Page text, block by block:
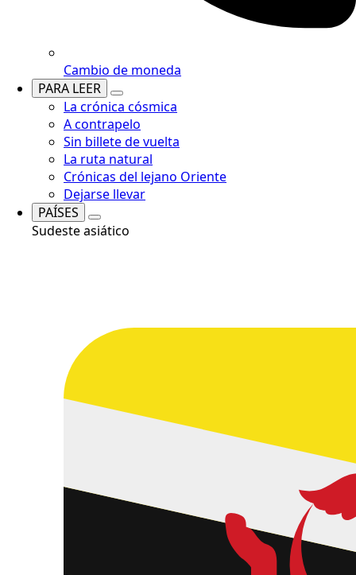
Cambio de moneda
PARA LEER
La crónica cósmica
A contrapelo
Sin billete de vuelta
La ruta natural
Crónicas del lejano Oriente
Dejarse llevar
PAÍSES
Sudeste asiático